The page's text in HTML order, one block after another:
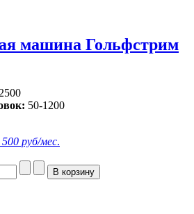
машина Гольфстрим
2500
50-1200
500 руб/мес.